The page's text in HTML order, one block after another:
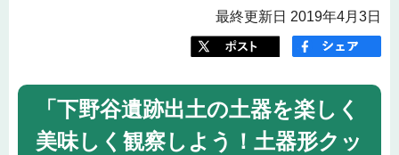
最終更新日 2019年4月3日
「下野谷遺跡出土の土器を楽しく
美味しく観察しよう！土器形クッ